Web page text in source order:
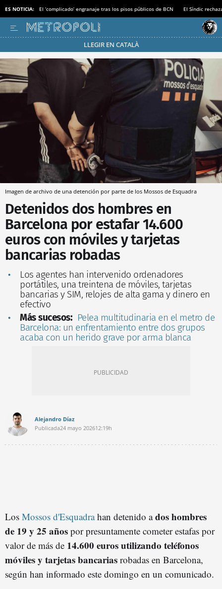
ES NOTICIA: El ‘complicado’ engranaje tras los pisos públicos de BCN El Síndic
LLEGIR EN CATALÀ
Pásate al MODO AHORRO
Imagen de archivo de una detención por parte de los Mossos de Esquadra
Detenidos dos hombres en
Barcelona por estafar 14.600
euros con móviles y tarjetas
bancarias robadas
Los agentes han intervenido ordenadores
portátiles, una treintena de móviles, tarjetas
bancarias y SIM, relojes de alta gama y dinero en
efectivo
Más sucesos: Pelea multitudinaria en el metro de
Barcelona: un enfrentamiento entre dos grupos
acaba con un herido grave por arma blanca
Alejandro Díaz
Publicada24 mayo 202612:19h
Los Mossos d'Esquadrahan detenido ados hombres
de 19 y 25 años por presuntamente cometer estafas por
valor de más de 14.600 euros utilizando teléfonos
móviles y tarjetas bancarias robadas en Barcelona,
según han informado este domingo en un comunicado.